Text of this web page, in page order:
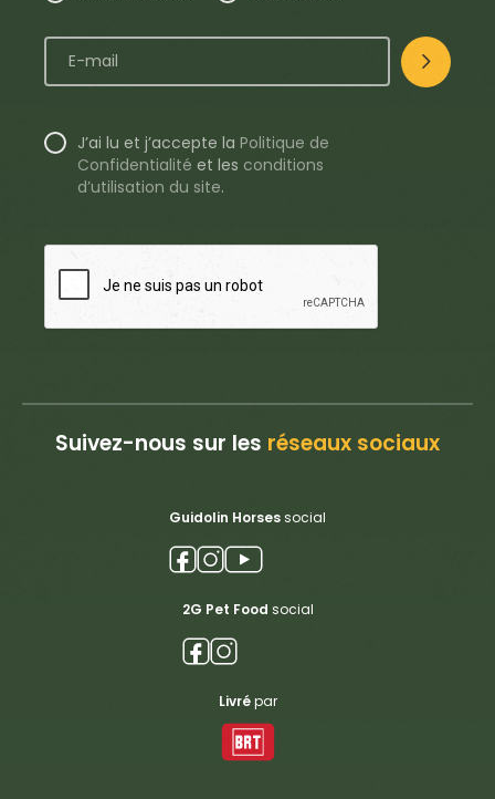
J’ai lu et j’accepte laPolitique de
Confidentialité et les conditions
d’utilisation du site.
Suivez-nous sur les réseaux sociaux
Guidolin Horsessocial
2G Pet Food social
Livré par